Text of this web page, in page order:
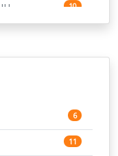
10
3
169
6
11